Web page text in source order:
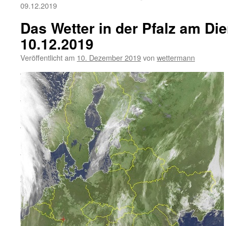
09.12.2019
Das Wetter in der Pfalz am
10.12.2019
Veröffentlicht am 10. Dezember 2019von wettermann